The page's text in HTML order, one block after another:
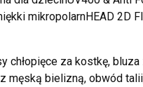
mikropolarnHEAD 2D
za kostkę,
bielizną, obwód